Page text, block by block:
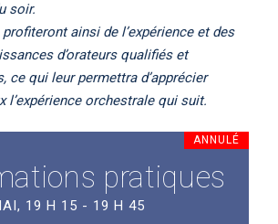
soir.
ainsi de l’expérience et des
d’orateurs qualifiés et
ce qui leur permettra d’apprécier
l’expérience orchestrale qui suit.
ANNULÉ
pratiques
19 H 15 - 19 H 45